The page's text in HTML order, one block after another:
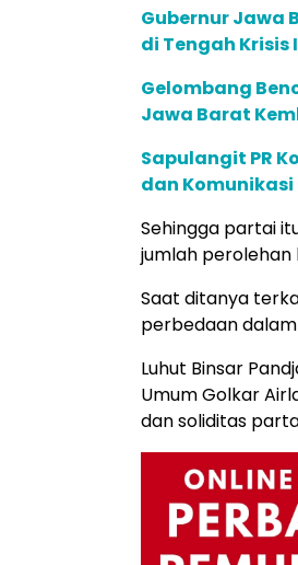
Gubernur Jawa
di Tengah
Gelombang
Jawa Barat
Sapulangit PR
dan Komunikasi
Sehingga partai
jumlah perolehan
Saat ditanya
perbedaan
Luhut Binsar
Umum Golkar
dan soliditas